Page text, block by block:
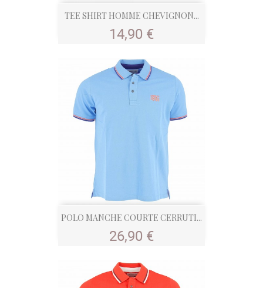
TEE SHIRT HOMME CHEVIGNON...
Prix
14,90 €
POLO MANCHE COURTE CERRUTI...
Prix
26,90 €